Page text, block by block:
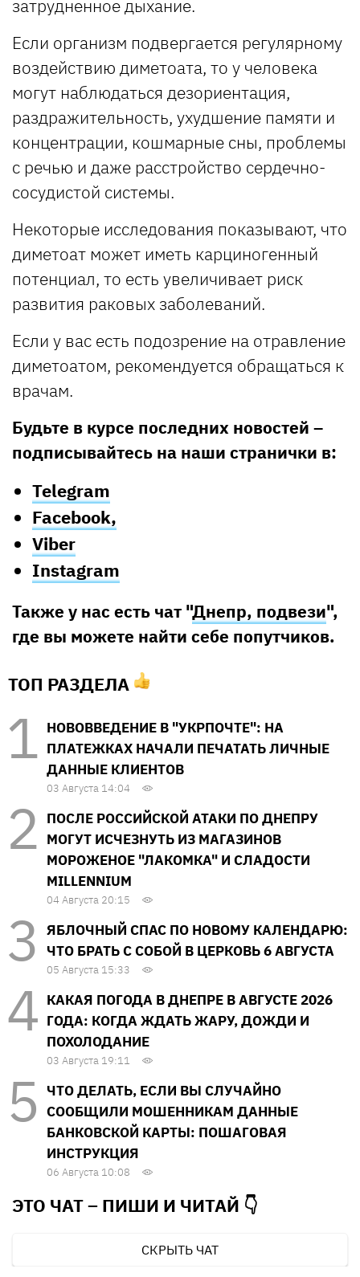
затрудненное дыхание.
Если организм подвергается регулярному
воздействию диметоата, то у человека
могут наблюдаться дезориентация,
раздражительность, ухудшение памяти и
концентрации, кошмарные сны, проблемы
с речью и даже расстройство сердечно-
сосудистой системы.
Некоторые исследования показывают, что
диметоат может иметь карциногенный
потенциал, то есть увеличивает риск
развития раковых заболеваний.
Если у вас есть подозрение на отравление
диметоатом, рекомендуется обращаться к
врачам.
Будьте в курсе последних новостей –
подписывайтесь на наши странички в:
Telegram
Facebook,
Viber
Instagram
Также у нас есть чат "Днепр, подвези",
где вы можете найти себе попутчиков.
ТОП РАЗДЕЛА
НОВОВВЕДЕНИЕ В "УКРПОЧТЕ": НА
ПЛАТЕЖКАХ НАЧАЛИ ПЕЧАТАТЬ ЛИЧНЫЕ
ДАННЫЕ КЛИЕНТОВ
03 Августа 14:04
ПОСЛЕ РОССИЙСКОЙ АТАКИ ПО ДНЕПРУ
МОГУТ ИСЧЕЗНУТЬ ИЗ МАГАЗИНОВ
МОРОЖЕНОЕ "ЛАКОМКА" И СЛАДОСТИ
MILLENNIUM
04 Августа 20:15
ЯБЛОЧНЫЙ СПАС ПО НОВОМУ КАЛЕНДАРЮ:
ЧТО БРАТЬ С СОБОЙ В ЦЕРКОВЬ 6 АВГУСТА
05 Августа 15:33
КАКАЯ ПОГОДА В ДНЕПРЕ В АВГУСТЕ 2026
ГОДА: КОГДА ЖДАТЬ ЖАРУ, ДОЖДИ И
ПОХОЛОДАНИЕ
03 Августа 19:11
ЧТО ДЕЛАТЬ, ЕСЛИ ВЫ СЛУЧАЙНО
СООБЩИЛИ МОШЕННИКАМ ДАННЫЕ
БАНКОВСКОЙ КАРТЫ: ПОШАГОВАЯ
ИНСТРУКЦИЯ
06 Августа 10:08
ЭТО ЧАТ – ПИШИ И ЧИТАЙ 👇
СКРЫТЬ ЧАТ